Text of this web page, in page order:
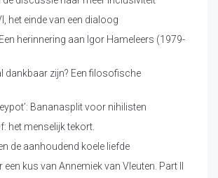
het einde van een dialoog
herinnering aan Igor Hameleers (1979-
dankbaar zijn? Een filosofische
Bananasplit voor nihilisten
het menselijk tekort.
de aanhoudend koele liefde
een kus van Annemiek van Vleuten. Part II